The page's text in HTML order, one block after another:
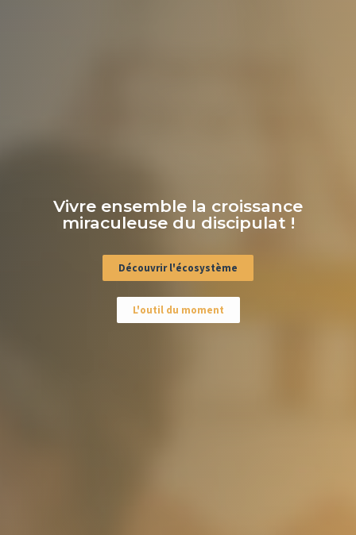
Vivre ensemble la croissance
miraculeuse du discipulat !
Découvrir l'écosystème
L'outil du moment